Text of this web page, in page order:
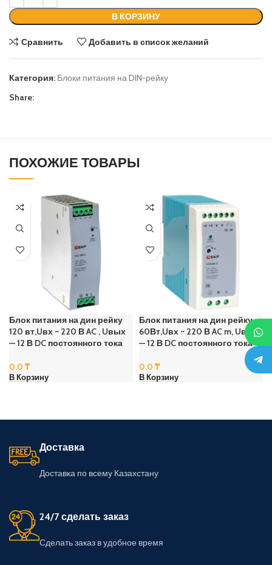
В КОРЗИНУ
Сравнить Добавить в список желаний
Категория: Блоки питания на DIN-рейку
Share:
ПОХОЖИЕ ТОВАРЫ
Блок питания на дин рейку
120 вт,Uвх ~ 220 В AC , Uвых
— 12 В DC постоянного тока
0.0 ₸
В Корзину
Блок питания на дин рейку
60Вт,Uвх ~ 220 В AC m, Uвых
— 12 В DC постоянного тока
0.0 ₸
В Корзину
Доставка
Доставка по всему Казахстану
24/7 сделать заказ
Сделать заказ в удобное время